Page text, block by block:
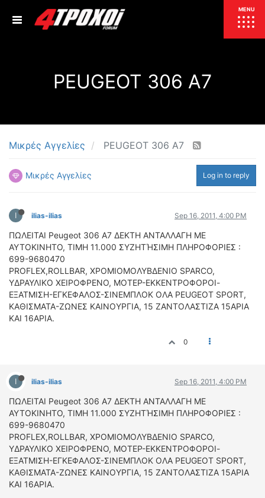
PEUGEOT 306 A7
Μικρές Αγγελίες PEUGEOT 306 A7
Μικρές Αγγελίες Log in to reply
I ilias-ilias Sep 16, 2011, 4:00 PM
ΠΩΛΕΙΤΑΙ Peugeot 306 A7 ΔΕΚΤΗ ΑΝΤΑΛΛΑΓΗ ΜΕ
ΑΥΤΟΚΙΝΗΤΟ, ΤΙΜΗ 11.000 ΣΥΖΗΤΉΣΙΜΗ ΠΛΗΡΟΦΟΡΙΕΣ :
699-9680470
PROFLEX,ROLLBAR, ΧΡΟΜΙΟΜΟΛΥΒΔΕΝΙΟ SPARCO,
ΥΔΡΑΥΛΙΚΟ ΧΕΙΡΟΦΡΕΝΟ, ΜΟΤΕΡ-ΕΚΚΕΝΤΡΟΦΟΡΟΙ-
ΕΞΑΤΜΙΣΗ-ΕΓΚΕΦΑΛΟΣ-ΣΙΝΕΜΠΛΟΚ ΟΛΑ PEUGEOT SPORT,
ΚΑΘΙΣΜΑΤΑ-ΖΩΝΕΣ ΚΑΙΝΟΥΡΓΙΑ, 15 ΖΑΝΤΟΛΑΣΤΙΖΑ 15ΑΡΙΑ
ΚΑΙ 16ΑΡΙΑ.
0
I ilias-ilias Sep 16, 2011, 4:00 PM
ΠΩΛΕΙΤΑΙ Peugeot 306 A7 ΔΕΚΤΗ ΑΝΤΑΛΛΑΓΗ ΜΕ
ΑΥΤΟΚΙΝΗΤΟ, ΤΙΜΗ 11.000 ΣΥΖΗΤΉΣΙΜΗ ΠΛΗΡΟΦΟΡΙΕΣ :
699-9680470
PROFLEX,ROLLBAR, ΧΡΟΜΙΟΜΟΛΥΒΔΕΝΙΟ SPARCO,
ΥΔΡΑΥΛΙΚΟ ΧΕΙΡΟΦΡΕΝΟ, ΜΟΤΕΡ-ΕΚΚΕΝΤΡΟΦΟΡΟΙ-
ΕΞΑΤΜΙΣΗ-ΕΓΚΕΦΑΛΟΣ-ΣΙΝΕΜΠΛΟΚ ΟΛΑ PEUGEOT SPORT,
ΚΑΘΙΣΜΑΤΑ-ΖΩΝΕΣ ΚΑΙΝΟΥΡΓΙΑ, 15 ΖΑΝΤΟΛΑΣΤΙΖΑ 15ΑΡΙΑ
ΚΑΙ 16ΑΡΙΑ.
ΕΛΛΑΔΑ
ΚΟΣΜΟΣ
TEST
ΣΥΓΚΡΙΤΙΚΕΣ ΔΟΚΙΜΕΣ
ΑΓΩΝΙΣΤΙΚΕΣ ΓΝΩΡΙΜΙΕΣ
ΔΟΚΙΜΕΣ ΕΛΑΣΤΙΚΩΝ
ΕΙΔΙΚΕΣ ΔΙΑΔΡΟΜΕΣ
ΟΔΟΙΠΟΡΙΚΑ
VIDEO
4TTV
ΤΕΧΝΟΛΟΓΙΑ
ΕΙΔΗΣΕΙΣ – ΠΑΡΟΥΣΙΑΣΕΙΣ
ΛΕΞΙΚΟ
ΠΕΡΙΒΑΛΛΟΝ
ΔΟΚΙΜΕΣ – ΠΑΡΟΥΣΙΑΣΕΙΣ
ΕΙΔΗΣΕΙΣ